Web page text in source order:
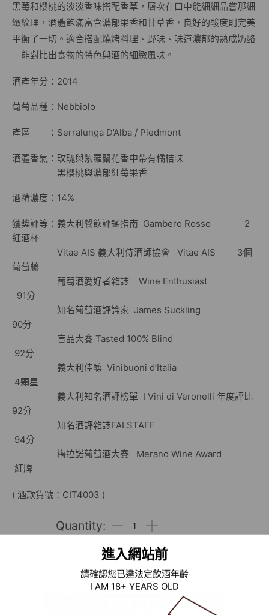
進入網站前
請確認您已達法定飲酒年齡
I AM 18+ YEARS OLD
黑莓和櫻桃的淡淡香味搭配香草，層次在口中能細細品嘗那細
緻紋理，酒體飽滿富含濃郁果香和甘草香，良好的酸度則完美
平衡了一切。適合搭配燒烤料理、野味、味道濃郁的熟成奶酪
－能對比出食物的特色與酒的細緻風味。
酒產年分：2014
葡萄品種：Nebbiolo
產區 ：Serralunga D’Alba / Piedmont
酒體香氣：玫瑰與紫羅蘭花香中帶有橘桔味
黑櫻桃與濃郁紅莓果香
酒精濃度：14%
獲獎評等：義大利餐飲評鑑指南 Gambero Rosso 2
紅酒杯
Vitae AIS 義大利侍酒師協會 Vitae AIS 3個
葡萄藤
葡萄酒愛好者雜誌 Wine Enthusiast
91分
知名葡萄酒評論家 James Suckling
90分
盲品大賽 Tasted 100% Blind
92分
義大利佳釀 Vinibuoni d’Italia
4顆星
義大利知名酒評榜單 I Vini di Veronelli 年度評比
92分
知名酒評雜誌FALSTAFF
94分
梅拉諾葡萄酒大賽 Merano Wine Award
紅牌
( 酒款貨號：CIT4003 )
加入清單
舊世界葡萄酒,酒類